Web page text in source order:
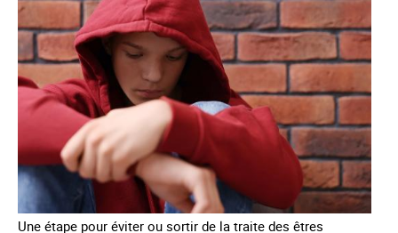
Une étape pour éviter ou sortir de la traite des êtres